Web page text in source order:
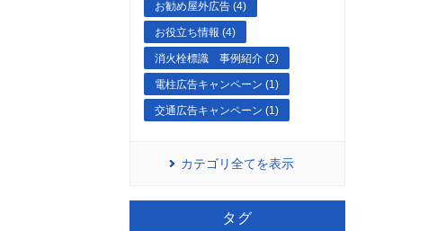
お勧め屋外広告 (4)
お役立ち情報 (4)
消火栓標識 事例紹介 (2)
電柱広告キャンペーン (1)
交通広告キャンペーン (1)
カテゴリ全てを表示
タグ